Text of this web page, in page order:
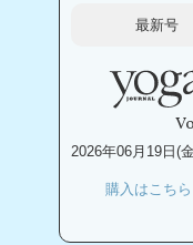
最新号
2026年06月19日(
購入はこちら